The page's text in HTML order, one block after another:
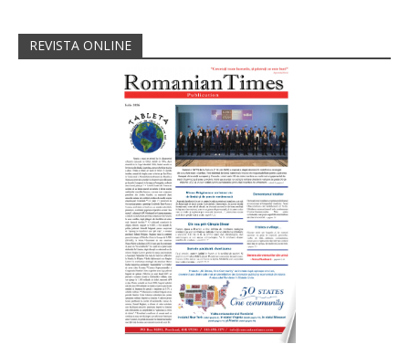
REVISTA ONLINE